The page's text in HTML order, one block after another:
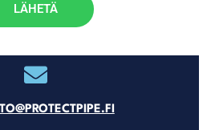
LÄHETÄ